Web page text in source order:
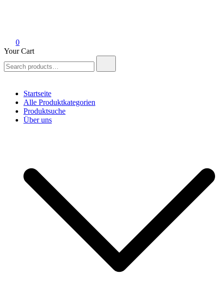
0
Your Cart
for:
Startseite
Alle Produktkategorien
Produktsuche
Über uns